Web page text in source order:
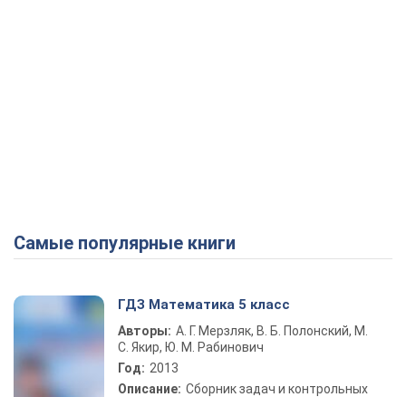
Самые популярные книги
ГДЗ Математика 5 класс
Авторы: А. Г. Мерзляк, В. Б. Полонский, М.
С. Якир, Ю. М. Рабинович
Год: 2013
Описание: Сборник задач и контрольных